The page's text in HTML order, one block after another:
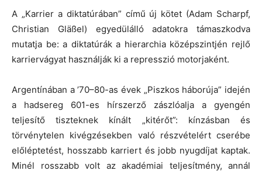
A „Karrier a diktatúrában” című új kötet (Adam Scharpf,
Christian Gläßel) egyedülálló adatokra támaszkodva
mutatja be: a diktatúrák a hierarchia középszintjén rejlő
karriervágyat használják ki a represszió motorjaként.
Argentínában a ’70–80-as évek „Piszkos háborúja” idején
a hadsereg 601-es hírszerző zászlóalja a gyengén
teljesítő tiszteknek kínált „kitérőt”: kínzásban és
törvénytelen kivégzésekben való részvételért cserébe
előléptetést, hosszabb karriert és jobb nyugdíjat kaptak.
Minél rosszabb volt az akadémiai teljesítmény, annál